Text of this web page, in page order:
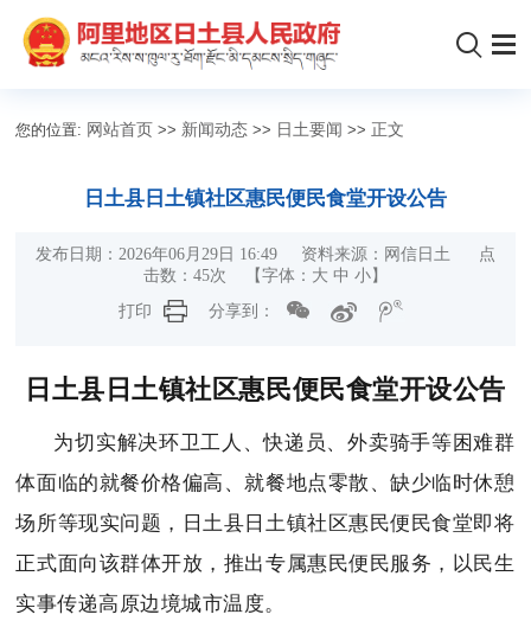
您的位置: 网站首页 >> 新闻动态 >> 日土要闻 >> 正文
日土县日土镇社区惠民便民食堂开设公告
发布日期：2026年06月29日 16:49 资料来源：网信日土 点
击数： 45次 【字体： 大 中 小】
打印
分享到：
日土县日土镇社区惠民便民食堂开设公告
为切实解决环卫工人、快递员、外卖骑手等困难群
体面临的就餐价格偏高、就餐地点零散、缺少临时休憩
场所等现实问题，日土县日土镇社区惠民便民食堂即将
正式面向该群体开放，推出专属惠民便民服务，以民生
实事传递高原边境城市温度。